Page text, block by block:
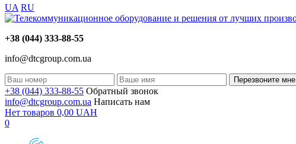
UA RU
+38 (044) 333-88-55
info@dtcgroup.com.ua
Перезвоните мне
+38 (044) 333-88-55 Обратный звонок
info@dtcgroup.com.ua Написать нам
Нет товаров 0,00 UAH
0